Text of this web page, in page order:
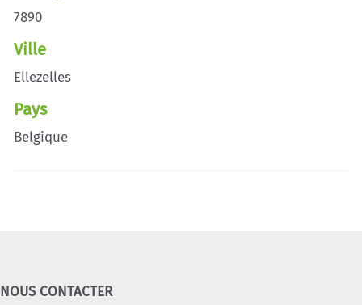
7890
Ville
Ellezelles
Pays
Belgique
NOUS CONTACTER